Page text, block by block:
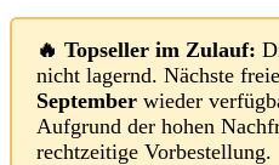
🔥 Topseller im Zulauf:
nicht lagernd. Nächste
September wieder
Aufgrund der hohen
rechtzeitige Vorbestellung.